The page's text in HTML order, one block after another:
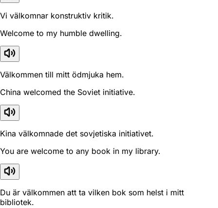
Vi välkomnar konstruktiv kritik.
Welcome to my humble dwelling.
Välkommen till mitt ödmjuka hem.
China welcomed the Soviet initiative.
Kina välkomnade det sovjetiska initiativet.
You are welcome to any book in my library.
Du är välkommen att ta vilken bok som helst i mitt
bibliotek.